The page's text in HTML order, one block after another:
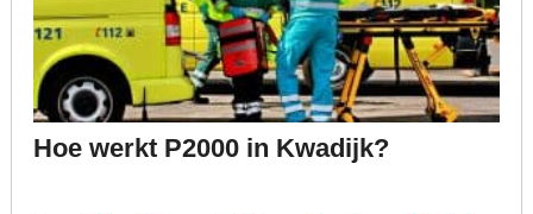
Hoe werkt P2000 in Kwadijk?